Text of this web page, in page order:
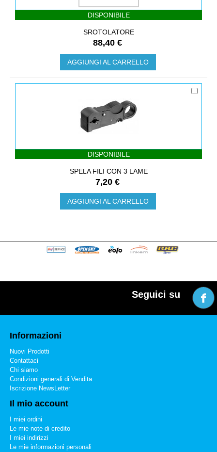
DISPONIBILE
SROTOLATORE
88,40 €
AGGIUNGI AL CARRELLO
DISPONIBILE
SPELA FILI CON 3 LAME
7,20 €
AGGIUNGI AL CARRELLO
Seguici su
Informazioni
Nuovi Prodotti
Contattaci
Chi siamo
Condizioni generali di Vendita
Iscrizione NewsLetter
Il mio account
I miei ordini
Le mie note di credito
I miei indirizzi
Le mie informazioni personali